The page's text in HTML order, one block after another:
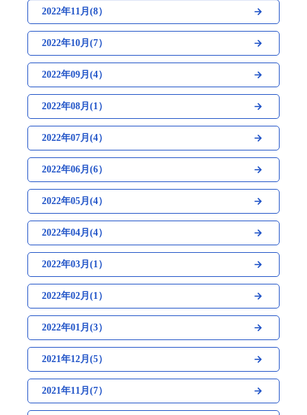
2022年11月(8）
2022年10月(7）
2022年09月(4）
2022年08月(1）
2022年07月(4）
2022年06月(6）
2022年05月(4）
2022年04月(4）
2022年03月(1）
2022年02月(1）
2022年01月(3）
2021年12月(5）
2021年11月(7）